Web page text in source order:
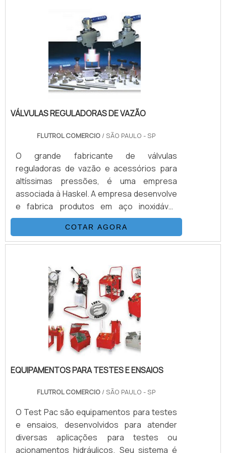
comprimido de compressor ou Nitrogênio,
alguns modelos geram altas pressões
hidráulicas reguláveis até 15.000 psi (1.000
bar), nessas configurações. Para.
VÁLVULAS REGULADORAS DE VAZÃO
FLUTROL COMERCIO / SÃO PAULO - SP
O grande fabricante de válvulas
reguladoras de vazão e acessórios para
altíssimas pressões, é uma empresa
associada à Haskel. A empresa desenvolve
e fabrica produtos em aço inoxidável,
monel e hasteloy, seus principais ítens são
Válvulas Esfera, Agulha, Retenção, Tubos
Conexões e Niple. Também fornece
atuadas e conexões. Suas principais
aplicações são sistemas hidráulicos,
equipamentos e sistemas para gases e
aplicações para Sub-Sea.VANTAGENS QUE
NORMALMEN.
COTAR AGORA
EQUIPAMENTOS PARA TESTES E ENSAIOS
FLUTROL COMERCIO / SÃO PAULO - SP
O Test Pac são equipamentos para testes
e ensaios, desenvolvidos para atender
diversas aplicações para testes ou
acionamentos hidráulicos. Seu sistema é